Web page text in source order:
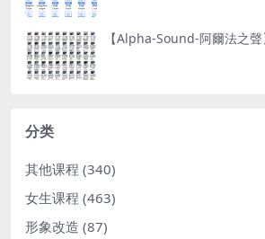
【Alpha-Sound-阿爾法之
分类
其他课程 (340)
女生课程 (463)
形象改造 (87)